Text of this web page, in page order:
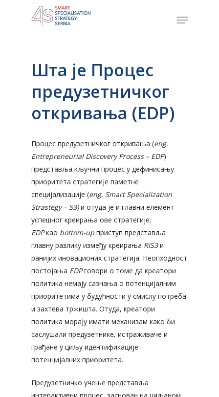
Hit enter to search or ESC to close
Шта је Процес
предузетничког
откривања (EDP)
Процес предузетничког откривања (eng.
Entrepreneurial Discovery Process – EDP)
представља кључни процес у дефинисању
приоритета стратегије паметне
специјализације (eng. Smart Specialization
Strastegy – S3)и отуда је и главни елемент
успешног креирања ове стратегије.
EDPкао bottom-up приступ представља
главну разлику између креирања RIS3и
ранијих иновационих стратегија. Неопходност
постојања EDPговори о томе да креатори
политика немају сазнања о потенцијалним
приоритетима у будућности у смислу потреба
и захтева тржишта. Отуда, креатори
политика морају имати механизам како би
саслушали предузетнике, истраживаче и
грађане у циљу идентификације
потенцијалних приоритета.
Предузетничко учење представља